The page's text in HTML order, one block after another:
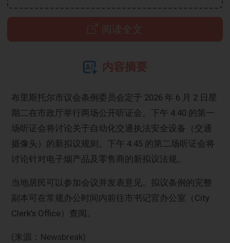
阅读全文
内容摘要
布里斯托尔市议会条例委员会定于 2026 年 6 月 2 日星
期二在市政厅举行两场公开听证会。下午 4:40 的第一
场听证会将讨论关于自动化交通执法安全设备（交通
摄像头）的新拟议规则。下午 4:45 的第二场听证会将
讨论针对电子烟产品及零售商的新拟议法规。
当地居民可以参加会议并发表意见。拟议条例的完整
副本可在常规办公时间内前往市书记官办公室（City
Clerk’s Office）查阅。
(来源：Newsbreak)